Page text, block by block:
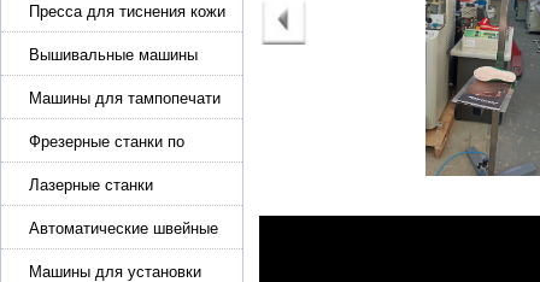
Пресса для тиснения кожи
Вышивальные машины
Машины для тампопечати
Фрезерные станки по
металлу
Лазерные станки
Автоматические швейные
машины с программным
управлением
Машины для установки